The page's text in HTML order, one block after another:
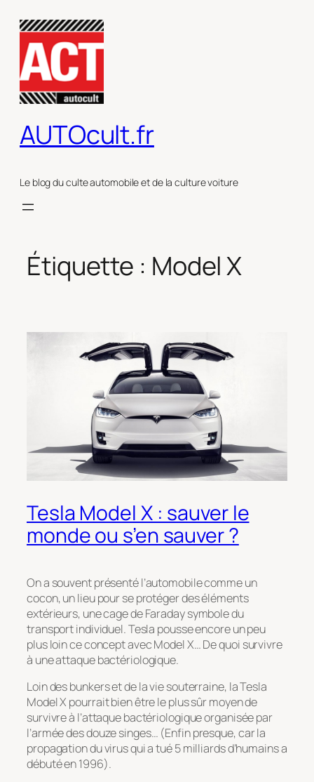
contenu
AUTOcult.fr
Le blog du culte automobile et de la culture voiture
Étiquette : Model X
Tesla Model X : sauver le
monde ou s’en sauver ?
On a souvent présenté l’automobile comme un
cocon, un lieu pour se protéger des éléments
extérieurs, une cage de Faraday symbole du
transport individuel. Tesla pousse encore un peu
plus loin ce concept avec Model X… De quoi survivre
à une attaque bactériologique.
Loin des bunkers et de la vie souterraine, la Tesla
Model X pourrait bien être le plus sûr moyen de
survivre à l’attaque bactériologique organisée par
l’armée des douze singes… (Enfin presque, car la
propagation du virus qui a tué 5 milliards d’humains a
débuté en 1996).